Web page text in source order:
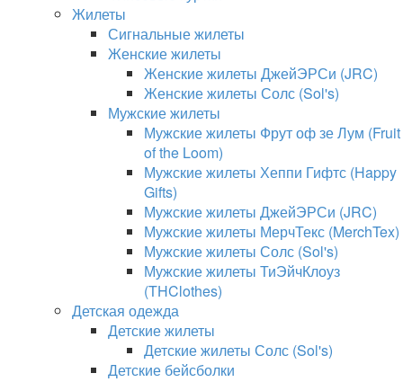
Жилеты
Сигнальные жилеты
Женские жилеты
Женские жилеты ДжейЭРСи (JRC)
Женские жилеты Солс (Sol's)
Мужские жилеты
Мужские жилеты Фрут оф зе Лум (Fruit
of the Loom)
Мужские жилеты Хеппи Гифтс (Happy
Gifts)
Мужские жилеты ДжейЭРСи (JRC)
Мужские жилеты МерчТекс (MerchTex)
Мужские жилеты Солс (Sol's)
Мужские жилеты ТиЭйчКлоуз
(THClothes)
Детская одежда
Детские жилеты
Детские жилеты Солс (Sol's)
Детские бейсболки